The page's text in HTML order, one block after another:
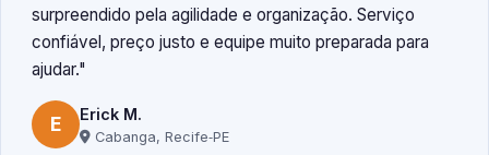
surpreendido pela agilidade e organização. Serviço
confiável, preço justo e equipe muito preparada para
ajudar.
E Erick M.
Cabanga, Recife‑PE